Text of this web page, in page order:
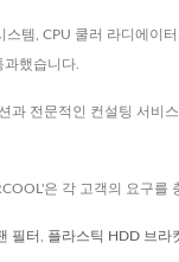
템, CPU 쿨러 라디에이
했습니다.
전문적인 컨설팅 서비
은 각 고객의 요구를
필터 플라스틱 HDD 브라